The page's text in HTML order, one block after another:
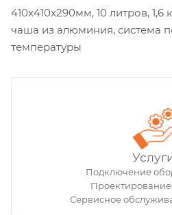
410x410x290мм, 10 литров, 1,6
чаша из алюминия, система
температуры
Подключение
Сервисное